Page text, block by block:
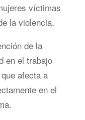
víctimas
la violencia.
de la
en el trabajo
afecta a
en el